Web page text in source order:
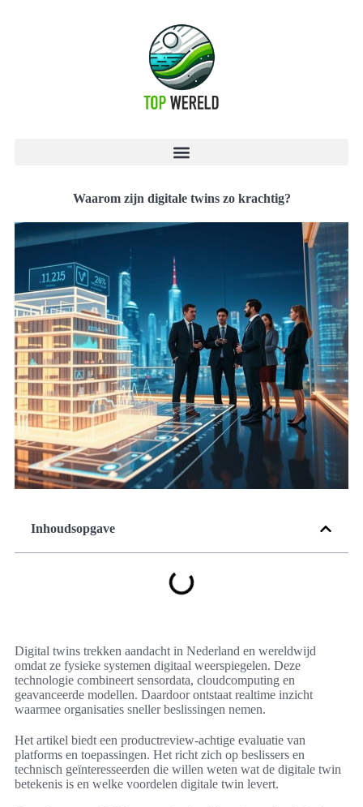
Waarom zijn digitale twins zo krachtig?
Inhoudsopgave
Digital twins trekken aandacht in Nederland en wereldwijd
omdat ze fysieke systemen digitaal weerspiegelen. Deze
technologie combineert sensordata, cloudcomputing en
geavanceerde modellen. Daardoor ontstaat realtime inzicht
waarmee organisaties sneller beslissingen nemen.
Het artikel biedt een productreview-achtige evaluatie van
platforms en toepassingen. Het richt zich op beslissers en
technisch geïnteresseerden die willen weten wat de digitale twin
betekenis is en welke voordelen digitale twin levert.